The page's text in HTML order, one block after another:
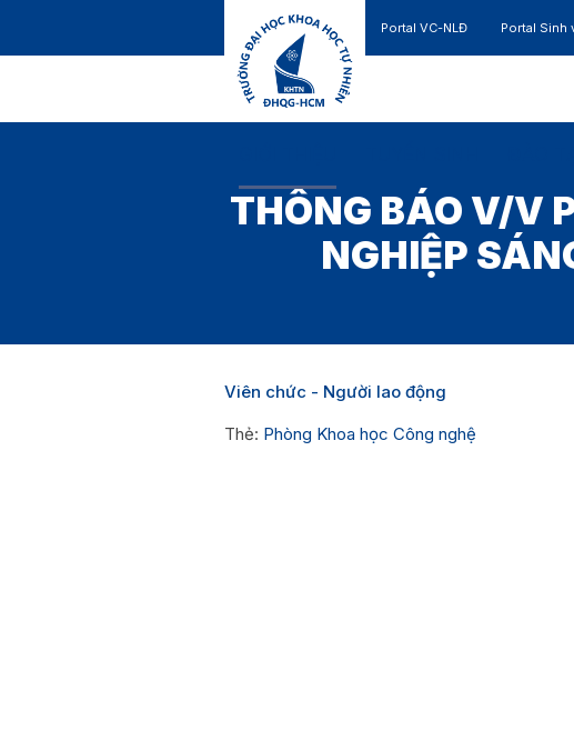
Portal VC-NLĐ Portal Sinh
THÔNG BÁO V/V
NGHIỆP
Viên chức - Người lao động
Thẻ: Phòng Khoa học Công nghệ